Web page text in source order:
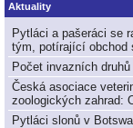
Aktuality
Pytláci a pašeráci se
tým, potírající obchod
Počet invazních
Česká asociace
zoologických zahrad:
Pytláci slonů v